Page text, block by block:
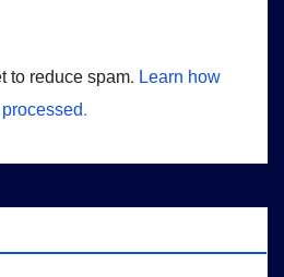
to reduce spam. Learn how